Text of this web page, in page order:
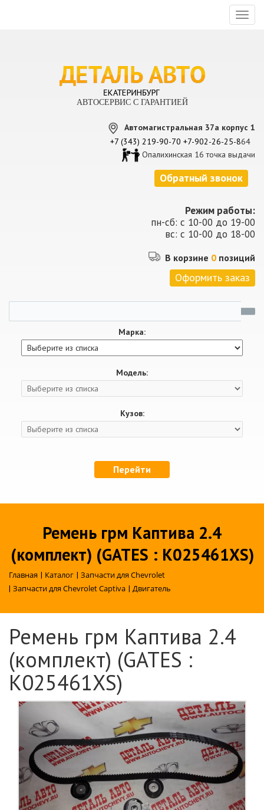
АВТОСЕРВИС С ГАРАНТИЕЙ
Автомагистральная 37а корпус 1
+7 (343) 219-90-70 +7-902-26-25-864
Опалихинская 16 точка выдачи
Обратный звонок
Режим работы:
пн-сб: с 10-00 до 19-00
вс: с 10-00 до 18-00
В корзине 0 позиций
Оформить заказ
Марка:
Модель:
Кузов:
Перейти
Ремень грм Каптива 2.4
(комплект) (GATES : K025461XS)
Главная | Каталог | Запчасти для Chevrolet
| Запчасти для Chevrolet Captiva | Двигатель
Ремень грм Каптива 2.4
(комплект) (GATES :
K025461XS)